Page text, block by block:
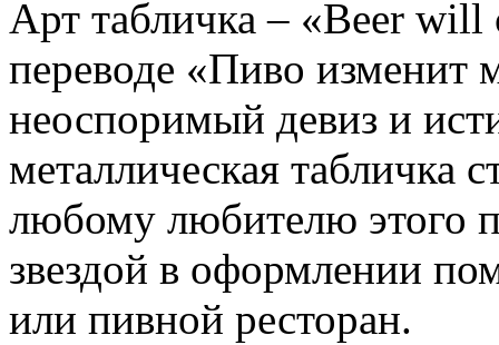
Арт табличка – «Beer
переводе «Пиво изменит
неоспоримый девиз и
металлическая табличка
любому любителю этого
звездой в оформлении
или пивной ресторан.